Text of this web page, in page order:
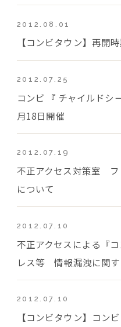
2012.08.01
【コンビタウン】再開
2012.07.25
コンビ 『 チャイルドシ
月18日開催
2012.07.19
不正アクセス対策室 フ
について
2012.07.10
不正アクセスによる『
レス等 情報漏洩に関
2012.07.10
【コンビタウン】コン